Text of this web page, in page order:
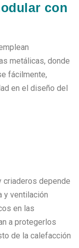
con
metálicas, donde
fácilmente,
en el diseño del
criaderos depende
y ventilación
en las
a protegerlos
de la calefacción